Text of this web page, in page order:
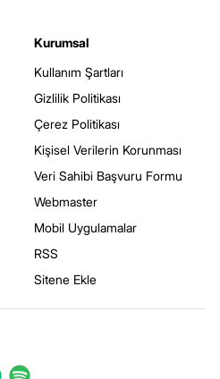
Kurumsal
Kullanım Şartları
Gizlilik Politikası
Çerez Politikası
Kişisel Verilerin Korunması
Veri Sahibi Başvuru Formu
Webmaster
Mobil Uygulamalar
RSS
Sitene Ekle